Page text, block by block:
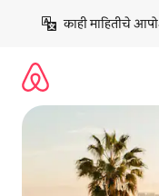
काही माहितीचे